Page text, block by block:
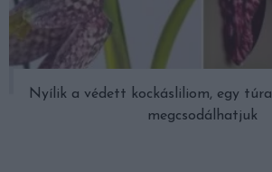
Nyílik a védett kockásliliom, egy
megcsodálhatjuk